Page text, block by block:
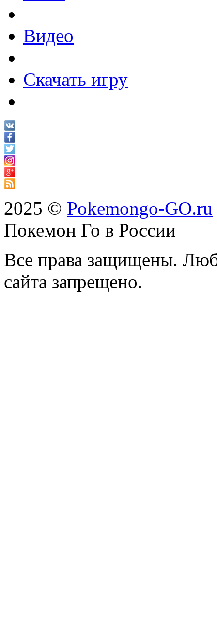
Видео
Скачать игру
2025 © Pokemongo-GO.ru
Покемон Го в России
Все права защищены.
сайта запрещено.